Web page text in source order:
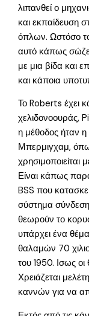
λιπανθεί ο
και εκπαίδευση
όπλων. Ωστόσο
αυτό κάπως
με μια βίδα και
και κάποια
Το Roberts έχει
χελιδονοουράς,
η μέθοδος ήταν
Μπερμιγχαμ,
Είναι κάπως
BSS που
σύστημα
θεωρούν το
υπάρχει ένα
θαλαμών 70
του 1950. Ισως
Χρειάζεται
καννών για να